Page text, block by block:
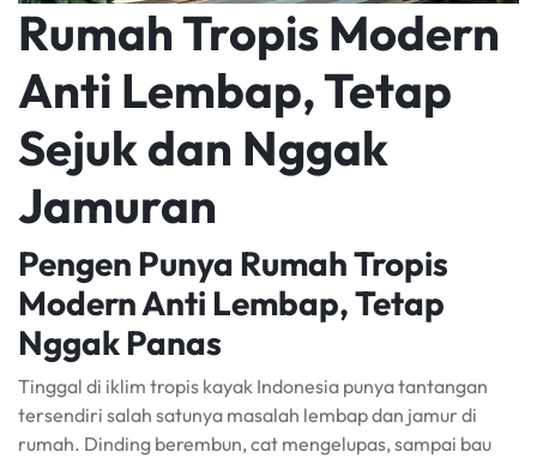
Rumah Tropis Modern
Anti Lembap, Tetap
Sejuk dan Nggak
Jamuran
Pengen Punya Rumah Tropis
Modern Anti Lembap, Tetap
Nggak Panas
Tinggal di iklim tropis kayak Indonesia punya tantangan
tersendiri salah satunya masalah lembap dan jamur di
rumah. Dinding berembun, cat mengelupas, sampai bau